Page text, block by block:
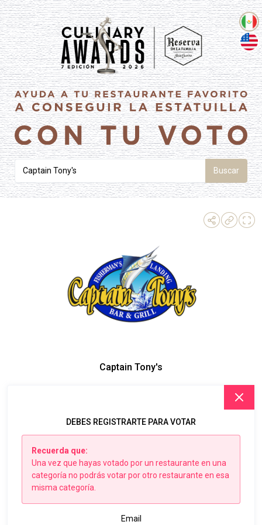
Buscar
Captain Tony's
DEBES REGISTRARTE PARA VOTAR
Recuerda que:
Una vez que hayas votado por un restaurante en una
categoría no podrás votar por otro restaurante en esa
misma categoría.
Email